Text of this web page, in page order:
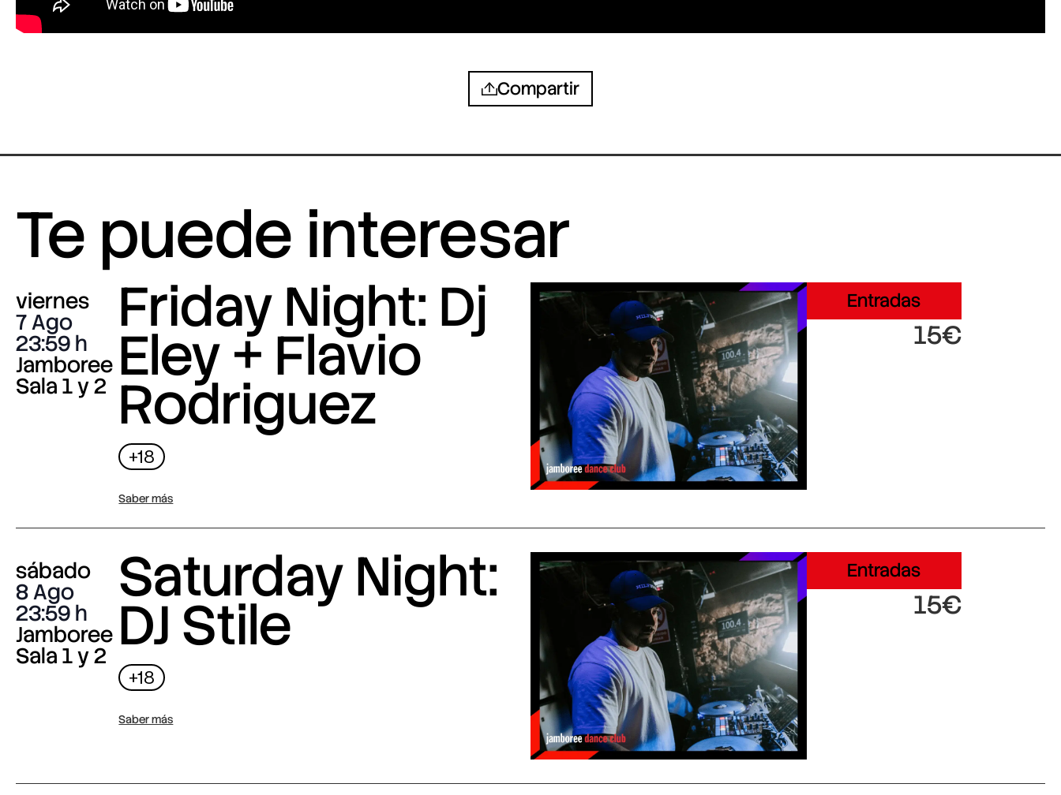
Compartir
Te puede interesar
viernes
7 Ago
23:59
Jamboree
Sala 1 y 2
Friday Night: Dj
Eley + Flavio
Rodriguez
+18
Saber más
Entradas
15€
sábado
8 Ago
23:59
Jamboree
Sala 1 y 2
Saturday Night:
DJ Stile
+18
Saber más
Entradas
15€